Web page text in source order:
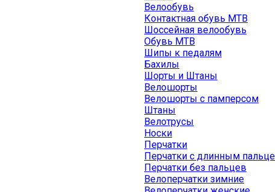
Велообувь
Контактная обувь MTB
Шоссейная велообувь
Обувь MTB
Шипы к педалям
Бахилы
Шорты и Штаны
Велошорты
Велошорты с памперсом
Штаны
Велотрусы
Носки
Перчатки
Перчатки с длинным
Перчатки без пальцев
Велоперчатки зимние